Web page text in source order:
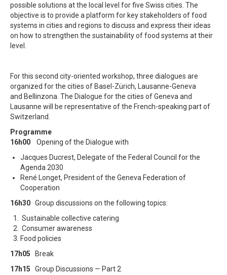
possible solutions at the local level forfive Swiss cities. The
objective is to provide a platform for key stakeholders of food
systems in cities and regions to discuss and express their ideas
on how to strengthen the sustainability of food systems at their
level.
For this second city-oriented workshop, three dialogues are
organized for the cities of Basel-Zürich, Lausanne-Geneva
and Bellinzona . The Dialogue for the cities of Geneva and
Lausanne will be representative of the French-speaking part of
Switzerland.
Programme
16h00
Opening of the Dialogue with
Jacques Ducrest, Delegate of the Federal Council for the
Agenda 2030
René Longet, President of the Geneva Federation of
Cooperation
16h30 Group discussions on the following topics:
Sustainable collective catering
Consumer awareness
Food policies
17h05
Break
17h15
Group Discussions — Part 2